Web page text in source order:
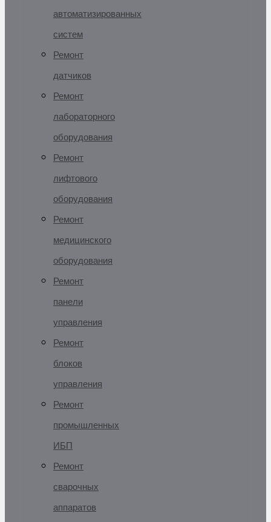
автоматизированных
систем
Ремонт
датчиков
Ремонт
лабораторного
оборудования
Ремонт
лифтового
оборудования
Ремонт
медицинского
оборудования
Ремонт
панели
управления
Ремонт
блоков
управления
Ремонт
промышленных
ИБП
Ремонт
сварочных
аппаратов